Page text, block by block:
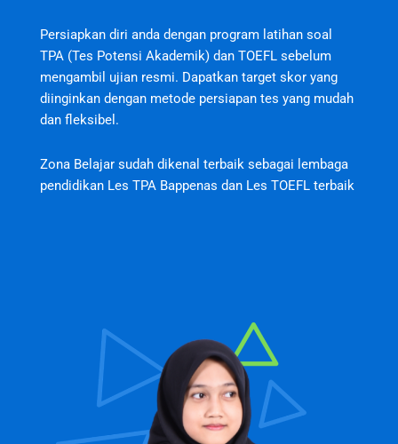
Persiapkan diri anda dengan program latihan soal
TPA (Tes Potensi Akademik) dan TOEFL sebelum
mengambil ujian resmi. Dapatkan target skor yang
diinginkan dengan metode persiapan tes yang mudah
dan fleksibel.
Zona Belajar sudah dikenal terbaik sebagai lembaga
pendidikan Les TPA Bappenas dan Les TOEFL terbaik